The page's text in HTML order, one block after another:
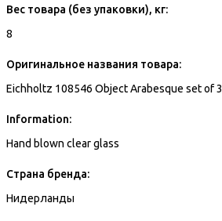
Вес товара (без упаковки), кг:
8
Оригинальное названия товара:
Eichholtz 108546 Object Arabesque set of 3
Information:
Hand blown clear glass
Страна бренда:
Нидерланды